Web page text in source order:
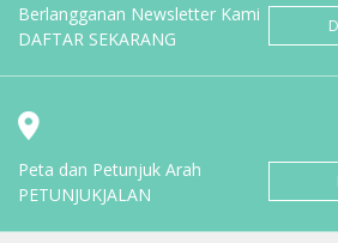
Berlangganan Newsletter Kami
DAFTAR SEKARANG
Peta dan Petunjuk Arah
PETUNJUKJALAN